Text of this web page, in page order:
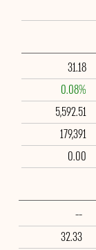
31.18
0.08%
5,592.51
179,391
0.00
--
32.33